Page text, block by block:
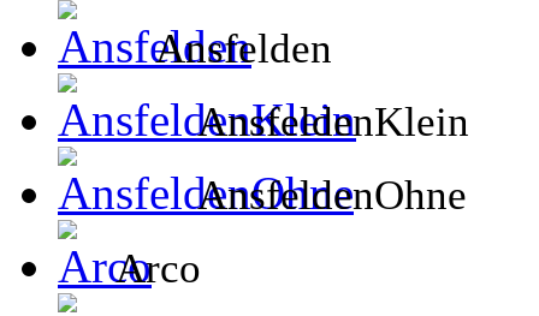
Ansfelden
AnsfeldenKlein
AnsfeldenOhne
Arco